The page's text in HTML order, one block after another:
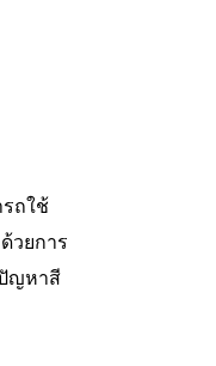
ถใช้
วยการ
ญหาสี